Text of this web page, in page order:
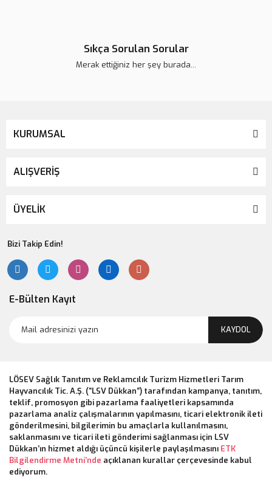
Sıkça Sorulan Sorular
Merak ettiğiniz her şey burada...
KURUMSAL
ALIŞVERİŞ
ÜYELİK
Bizi Takip Edin!
E-Bülten Kayıt
KAYDOL
LÖSEV Sağlık Tanıtım ve Reklamcılık Turizm Hizmetleri Tarım
Hayvancılık Tic. A.Ş. (“LSV Dükkan”) tarafından kampanya, tanıtım,
teklif, promosyon gibi pazarlama faaliyetleri kapsamında
pazarlama analiz çalışmalarının yapılmasını, ticari elektronik ileti
gönderilmesini, bilgilerimin bu amaçlarla kullanılmasını,
saklanmasını ve ticari ileti gönderimi sağlanması için LSV
Dükkan’ın hizmet aldığı üçüncü kişilerle paylaşılmasını ETK
Bilgilendirme Metni’nde açıklanan kurallar çerçevesinde kabul
ediyorum.